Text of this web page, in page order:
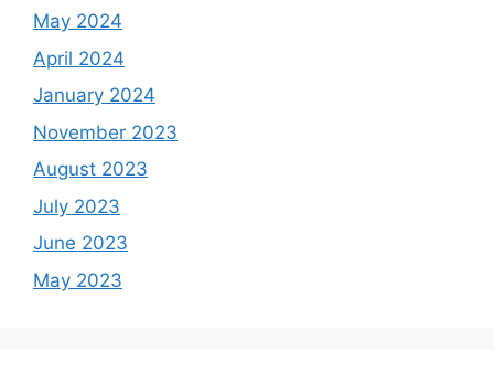
May 2024
April 2024
January 2024
November 2023
August 2023
July 2023
June 2023
May 2023